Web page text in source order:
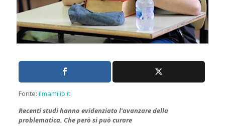
Fonte: ilmamilio.it
Recenti studi hanno evidenziato l’avanzare della
problematica. Che però si può curare